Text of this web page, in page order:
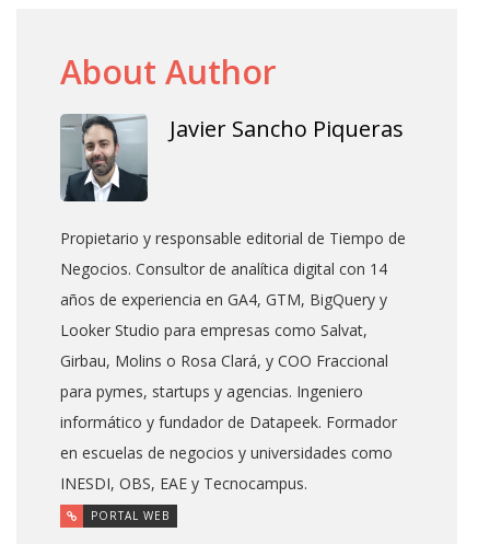
About Author
Javier Sancho Piqueras
Propietario y responsable editorial de Tiempo de
Negocios. Consultor de analítica digital con 14
años de experiencia en GA4, GTM, BigQuery y
Looker Studio para empresas como Salvat,
Girbau, Molins o Rosa Clará, y COO Fraccional
para pymes, startups y agencias. Ingeniero
informático y fundador de Datapeek. Formador
en escuelas de negocios y universidades como
INESDI, OBS, EAE y Tecnocampus.
PORTAL WEB